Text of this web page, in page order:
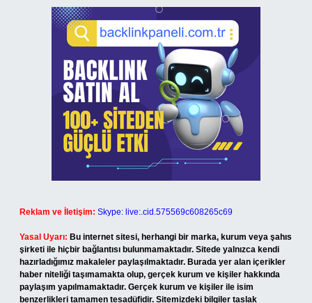
Reklam ve İletişim: Skype: live:.cid.575569c608265c69
Yasal Uyarı: Bu internet sitesi, herhangi bir marka, kurum veya şahıs
şirketi ile hiçbir bağlantısı bulunmamaktadır. Sitede yalnızca kendi
hazırladığımız makaleler paylaşılmaktadır. Burada yer alan içerikler
haber niteliği taşımamakta olup, gerçek kurum ve kişiler hakkında
paylaşım yapılmamaktadır. Gerçek kurum ve kişiler ile isim
benzerlikleri tamamen tesadüfidir. Sitemizdeki bilgiler taslak